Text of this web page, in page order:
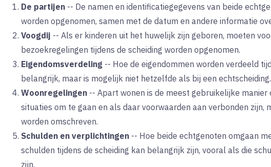
De partijen-- De namen en identificatiegegevens van beide
worden opgenomen, samen met de datum en andere informatie
Voogdij -- Als er kinderen uit het huwelijk zijn geboren, moeten
bezoekregelingen tijdens de scheiding worden opgenomen.
Eigendomsverdeling-- Hoe de eigendommen worden verdeeld
belangrijk, maar is mogelijk niet hetzelfde als bij een echtscheiding.
Woonregelingen-- Apart wonen is de meest gebruikelijke manier
situaties om te gaan en als daar voorwaarden aan verbonden zijn,
worden omschreven.
Schulden en verplichtingen-- Hoe beide echtgenoten omgaan
schulden tijdens de scheiding kan belangrijk zijn, vooral als die
zijn.